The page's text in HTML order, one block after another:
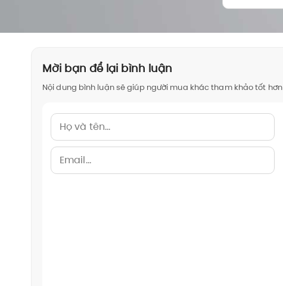
Mời bạn để lại bình luận
Nội dung bình luận sẽ giúp người mua khác tham khảo tốt hơn